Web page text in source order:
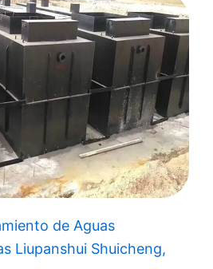
de Aguas
Liupanshui Shuicheng,